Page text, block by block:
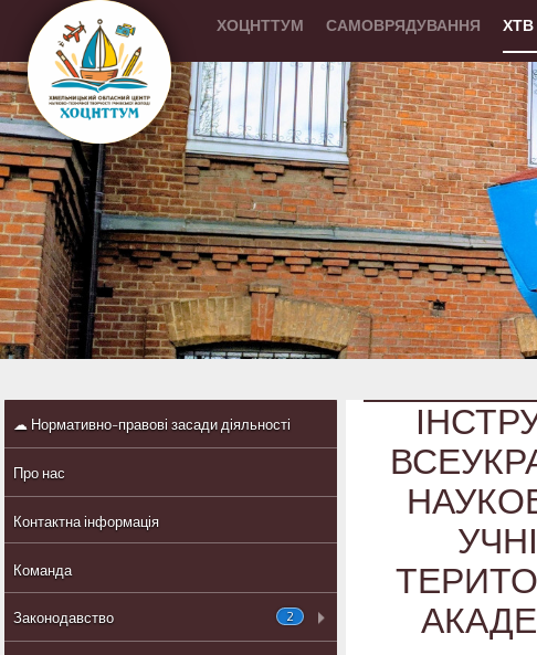
ХОЦНТТУМ САМОВРЯДУВАННЯ
☁ Нормативно-правові засади діяльності
Про нас
Контактна інформація
Команда
2
Законодавство